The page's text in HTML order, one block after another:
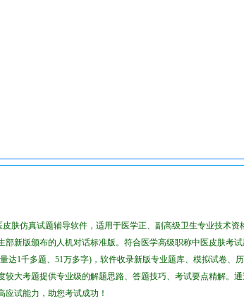
肤仿真试题辅导软件，适用于医学正、副高级卫生专业技术资
新版颁布的人机对话标准版。符合医学高级职称中医皮肤考试
达1千多题、51万多字)，软件收录新版专业题库、模拟试卷、
大考题提供专业级的解题思路、答题技巧、考试要点精解。通
试能力，助您考试成功！